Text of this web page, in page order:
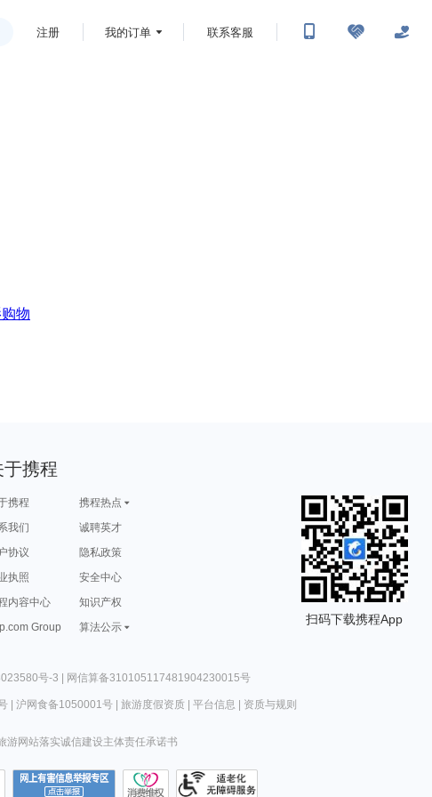
注册 我的订单 联系客服
购物
于携程
携程
携程热点
我们
诚聘英才
协议
隐私政策
执照
安全中心
内容中心
知识产权
Group
算法公示
扫码下载携程App
号-3 | 网信算备310105117481904230015号
| 沪网食备1050001号| 旅游度假资质| 平台信息 资质与规则
游网站落实诚信建设主体责任承诺书